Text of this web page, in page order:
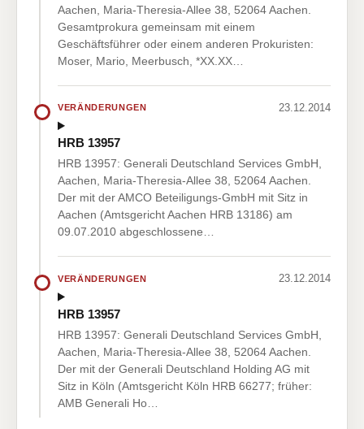
Aachen, Maria-Theresia-Allee 38, 52064 Aachen.
Gesamtprokura gemeinsam mit einem
Geschäftsführer oder einem anderen Prokuristen:
Moser, Mario, Meerbusch, *XX.XX…
VERÄNDERUNGEN 23.12.2014
HRB 13957
HRB 13957: Generali Deutschland Services GmbH,
Aachen, Maria-Theresia-Allee 38, 52064 Aachen.
Der mit der AMCO Beteiligungs-GmbH mit Sitz in
Aachen (Amtsgericht Aachen HRB 13186) am
09.07.2010 abgeschlossene…
VERÄNDERUNGEN 23.12.2014
HRB 13957
HRB 13957: Generali Deutschland Services GmbH,
Aachen, Maria-Theresia-Allee 38, 52064 Aachen.
Der mit der Generali Deutschland Holding AG mit
Sitz in Köln (Amtsgericht Köln HRB 66277; früher:
AMB Generali Ho…